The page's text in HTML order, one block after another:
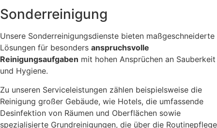
Sonderreinigung
Unsere Sonderreinigungsdienste bieten maßgeschneiderte
Lösungen für besonders anspruchsvolle
Reinigungsaufgaben mit hohen Ansprüchen an Sauberkeit
und Hygiene.
Zu unseren Serviceleistungen zählen beispielsweise die
Reinigung großer Gebäude, wie Hotels, die umfassende
Desinfektion von Räumen und Oberflächen sowie
spezialisierte Grundreinigungen, die über die Routinepflege